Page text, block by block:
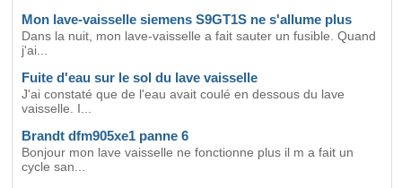
Mon lave-vaisselle siemens S9GT1S ne s'allume plus
Dans la nuit, mon lave-vaisselle a fait sauter un fusible. Quand
j'ai...
Fuite d'eau sur le sol du lave vaisselle
J'ai constaté que de l'eau avait coulé en dessous du lave
vaisselle. I...
Brandt dfm905xe1 panne 6
Bonjour mon lave vaisselle ne fonctionne plus il m a fait un
cycle san...